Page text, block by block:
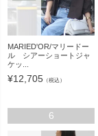
MARIED'OR/マリードー
ル シアーショートジャ
ケッ...
¥12,705 （税込）
6